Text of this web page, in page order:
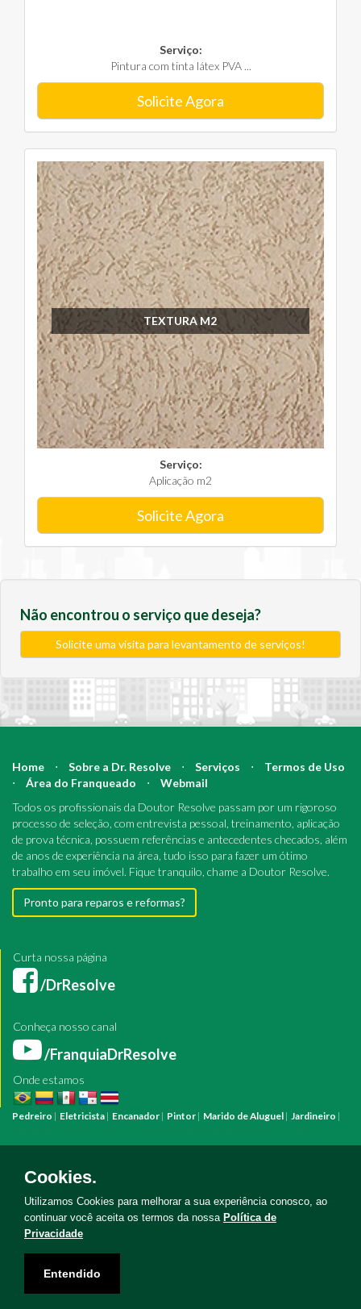
Serviço:
Pintura com tinta látex PVA ...
Solicite Agora
TEXTURA M2
Serviço:
Aplicação m2
Solicite Agora
Não encontrou o serviço que deseja?
Solicite uma visita para levantamento de serviços!
Home ⋅ Sobre a Dr. Resolve ⋅ Serviços ⋅
Termos de Uso
⋅
Área do Franqueado ⋅
Webmail
Todos os profissionais da Doutor Resolve passam por um rigoroso
processo de seleção, com entrevista pessoal, treinamento, aplicação
de prova técnica, possuem referências e antecedentes checados, além
de anos de experiência na área, tudo isso para fazer um ótimo
trabalho em seu imóvel. Fique tranquilo, chame a Doutor Resolve.
Pronto para reparos e reformas?
Curta nossa página
/DrResolve
Conheça nosso canal
/FranquiaDrResolve
Onde estamos
Pedreiro | Eletricista | Encanador | Pintor | Marido de Aluguel | Jardineiro |
Bombeiro HidráulicoManutenção PredialManutenção Residencial
ReformaServiço Eletricista
HidráulicaServiço PedreiroServiço Construção
Cookies.
Utilizamos Cookies para melhorar a sua experiência conosco, ao
continuar você aceita os termos da nossa Política de
Privacidade
Entendido